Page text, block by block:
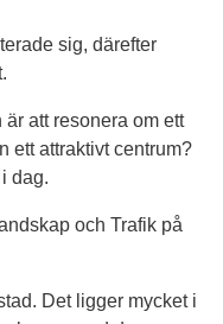
sig, därefter
att resonera om ett
ett attraktivt centrum?
dag.
och Trafik på
Det ligger mycket i